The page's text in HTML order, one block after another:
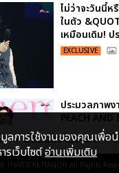
ไม่ว่าจะวันนี้ห
ในตัว
เหมือนเดิม! ป
EXCLUSIVE
ประมวลภาพ
PEACH AND
NIGHT” ปอ
หวา...
EXCLUSIVE
ติดต่อลงโฆษณา
THAITICKETMAJOR All Rights
มูลการใช้งานของคุณเพื่อ
รเว็บไซต์อ่านเพิ่มเติม